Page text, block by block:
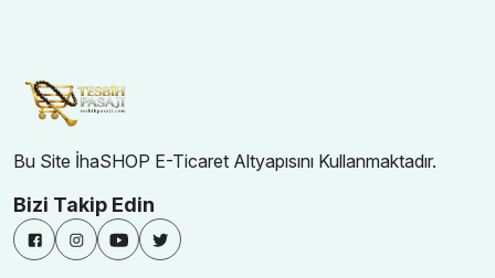
Bu Site İhaSHOP E-Ticaret Altyapısını Kullanmaktadır.
Bizi Takip Edin